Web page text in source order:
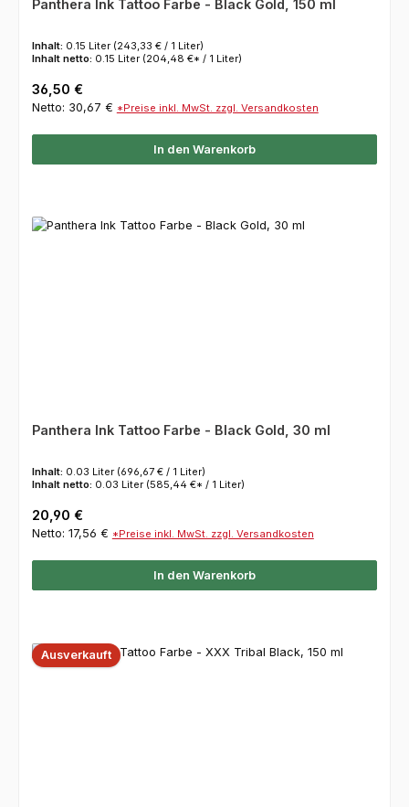
Panthera Ink Tattoo Farbe - Black Gold, 150 ml
Inhalt: 0.15 Liter (243,33 € / 1 Liter)
Inhalt netto: 0.15 Liter (204,48 €* / 1 Liter)
Regulärer Preis:
36,50 €
Netto: 30,67 € *Preise inkl. MwSt. zzgl. Versandkosten
In den Warenkorb
Panthera Ink Tattoo Farbe - Black Gold, 30 ml
Inhalt: 0.03 Liter (696,67 € / 1 Liter)
Inhalt netto: 0.03 Liter (585,44 €* / 1 Liter)
Regulärer Preis:
20,90 €
Netto: 17,56 € *Preise inkl. MwSt. zzgl. Versandkosten
In den Warenkorb
Ausverkauft